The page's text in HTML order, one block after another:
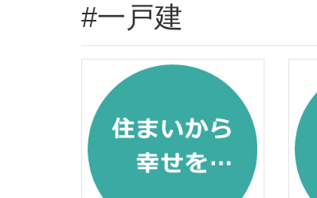
#一戸建